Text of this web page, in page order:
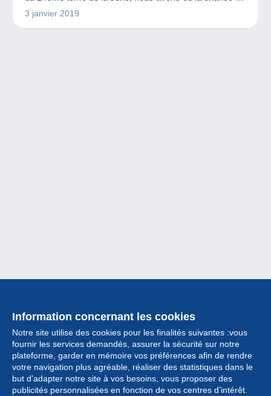
rencontrer cet artiste talentueux qui a influencé
fortement le style de la science-fiction que ce soit au
3 janvier 2019
Information concernant les cookies
Notre site utilise des cookies pour les finalités suivantes :vous
fournir les services demandés, assurer la sécurité sur notre
plateforme, garder en mémoire vos préférences afin de rendre
votre navigation plus agréable, réaliser des statistiques dans le
but d’adapter notre site à vos besoins, vous proposer des
publicités personnalisées en fonction de vos centres d’intérêt.
Collection